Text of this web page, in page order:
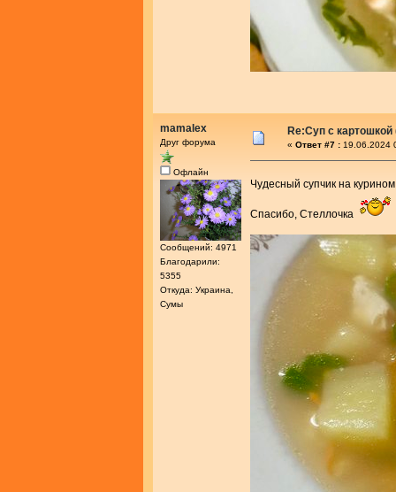
mamalex
Друг форума
Офлайн
Сообщений: 4971
Благодарили:
5355
Откуда: Украина,
Сумы
Re:Суп с
« Ответ #7 : 19.06.2024
Чудесный супчик на
Спасибо, Стеллочка